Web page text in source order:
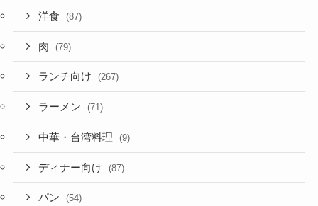
洋食 (87)
肉 (79)
ランチ向け (267)
ラーメン (71)
中華・台湾料理 (9)
ディナー向け (87)
パン (54)